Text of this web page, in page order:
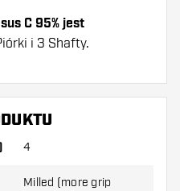
C 95% jest
i 3 Shafty.
4
Milled (more grip